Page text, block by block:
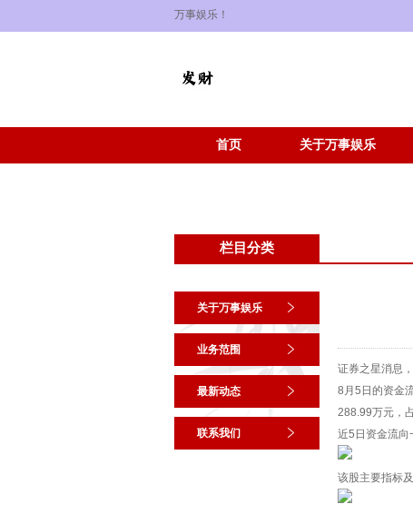
万事娱乐！
首页 关于万事娱乐
栏目分类
关于万事娱乐
业务范围
最新动态
联系我们
证券之星消息
8月5日的资金
288.99万元，
近5日资金流向
该股主要指标